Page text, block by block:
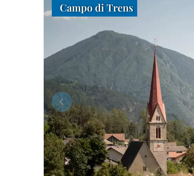
Campo di Trens